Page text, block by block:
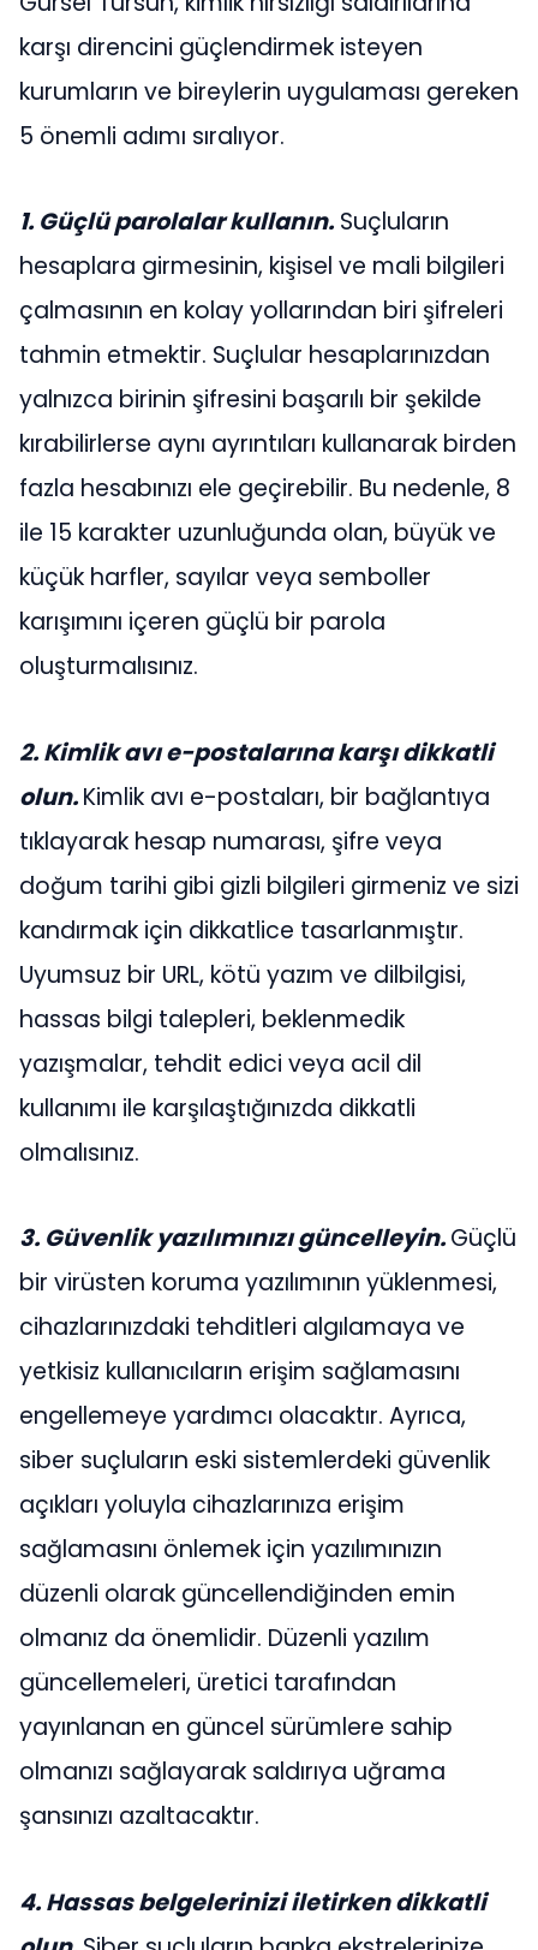
karşı direncini güçlendirmek isteyen
kurumların ve bireylerin uygulaması gereken
5 önemli adımı sıralıyor.
1. Güçlü parolalar kullanın. Suçluların
hesaplara girmesinin, kişisel ve mali bilgileri
çalmasının en kolay yollarından biri şifreleri
tahmin etmektir. Suçlular hesaplarınızdan
yalnızca birinin şifresini başarılı bir şekilde
kırabilirlerse aynı ayrıntıları kullanarak birden
fazla hesabınızı ele geçirebilir. Bu nedenle, 8
ile 15 karakter uzunluğunda olan, büyük ve
küçük harfler, sayılar veya semboller
karışımını içeren güçlü bir parola
oluşturmalısınız.
2. Kimlik avı e-postalarına karşı dikkatli
olun.Kimlik avı e-postaları, bir bağlantıya
tıklayarak hesap numarası, şifre veya
doğum tarihi gibi gizli bilgileri girmeniz ve sizi
kandırmak için dikkatlice tasarlanmıştır.
Uyumsuz bir URL, kötü yazım ve dilbilgisi,
hassas bilgi talepleri, beklenmedik
yazışmalar, tehdit edici veya acil dil
kullanımı ile karşılaştığınızda dikkatli
olmalısınız.
3. Güvenlik yazılımınızı güncelleyin.Güçlü
bir virüsten koruma yazılımının yüklenmesi,
cihazlarınızdaki tehditleri algılamaya ve
yetkisiz kullanıcıların erişim sağlamasını
engellemeye yardımcı olacaktır. Ayrıca,
siber suçluların eski sistemlerdeki güvenlik
açıkları yoluyla cihazlarınıza erişim
sağlamasını önlemek için yazılımınızın
düzenli olarak güncellendiğinden emin
olmanız da önemlidir. Düzenli yazılım
güncellemeleri, üretici tarafından
yayınlanan en güncel sürümlere sahip
olmanızı sağlayarak saldırıya uğrama
şansınızı azaltacaktır.
4. Hassas belgelerinizi iletirken dikkatli